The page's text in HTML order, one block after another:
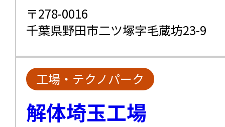
〒278-0016
千葉県野田市二ツ塚字毛蔵坊23-9
工場・テクノパーク
解体埼玉工場